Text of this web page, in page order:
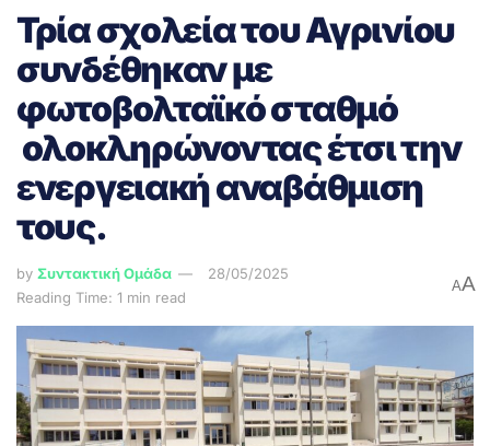
Τρία σχολεία του Αγρινίου
συνδέθηκαν με
φωτοβολταϊκό σταθμό
ολοκληρώνοντας έτσι την
ενεργειακή αναβάθμιση
τους.
by Συντακτική Ομάδα
28/05/2025
Reading Time: 1 min read
AA